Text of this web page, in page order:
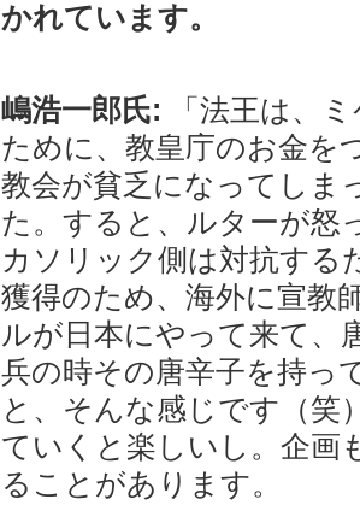
かれています。
嶋浩一郎氏: 「法王は、
ために、教皇庁のお金を
教会が貧乏になってしま
た。すると、ルターが怒
カソリック側は対抗する
獲得のため、海外に宣教
ルが日本にやって来て、
兵の時その唐辛子を持っ
と、そんな感じです（笑
ていくと楽しいし。企画
ることがあります。